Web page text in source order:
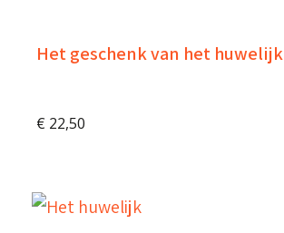
Het geschenk van het huwelijk
€ 22,50